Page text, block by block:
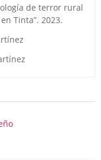
de terror rural
Tinta”. 2023.